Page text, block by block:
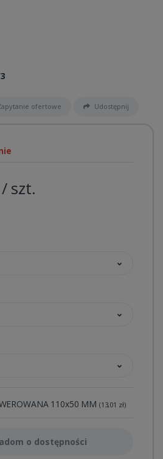
ofertowe Udostępnij
szt.
110x50 MM (13,01 zł)
o dostępności